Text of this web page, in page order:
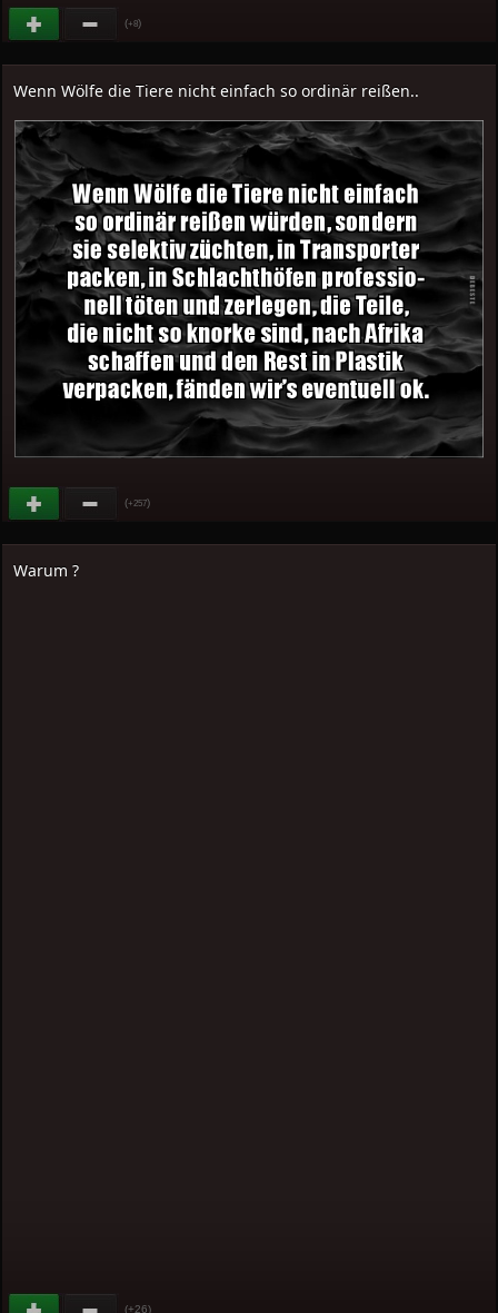
(+8)
Wenn Wölfe die Tiere nicht einfach so ordinär reißen..
(+257)
Warum ?
(+26)